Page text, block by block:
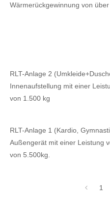
Wärmerückgewinnung von über
RLT-Anlage 2
Innenaufstellung mit einer
von 1.500 kg
RLT-Anlage 1 (Kardio,
Außengerät mit einer Leistung
von 5.500kg.
1